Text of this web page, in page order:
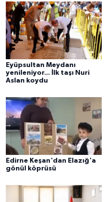
Eyüpsultan Meydanı
yenileniyor... İlk taşı Nuri
Aslan koydu
Edirne Keşan'dan Elazığ'a
gönül köprüsü